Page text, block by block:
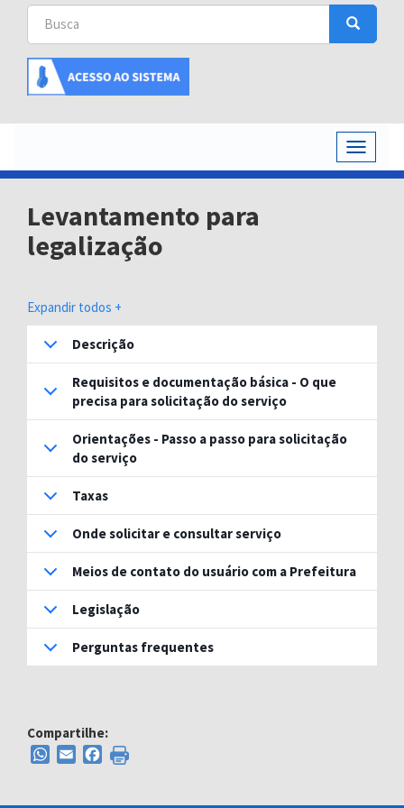
Buscar
Busca
Busca
Toggle
Levantamento para
legalização
Expandir todos +
Descrição
Requisitos e documentação básica - O que
precisa para solicitação do serviço
Orientações - Passo a passo para solicitação
do serviço
Taxas
Onde solicitar e consultar serviço
Meios de contato do usuário com a Prefeitura
Legislação
Perguntas frequentes
Compartilhe:
WhatsApp
EmailFacebook